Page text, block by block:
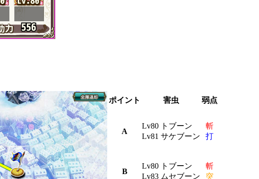
ポイント 害虫 弱点
A
Lv80 トブーン
Lv81 サケブーン
斬
打
B
Lv80 トブーン
Lv83 ムセブーン
斬
突